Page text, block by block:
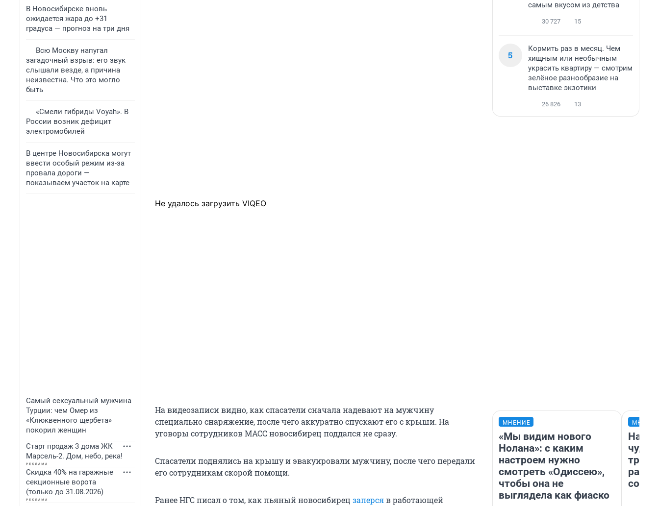
В Новосибирске вновь
ожидается жара до +31
градуса — прогноз на три дня
Всю Москву напугал
загадочный взрыв: его звук
слышали везде, а причина
неизвестна. Что это могло
быть
«Смели гибриды Voyah». В
России возник дефицит
электромобилей
В центре Новосибирска могут
ввести особый режим из-за
провала дороги —
показываем участок на карте
Самый сексуальный мужчина
Турции: чем Омер из
«Клюквенного щербета»
покорил женщин
Старт продаж 3 дома ЖК
Марсель-2. Дом, небо, река!
Скидка 40% на гаражные
секционные ворота
(только до 31.08.2026)
Не удалось загрузить VIQEO
На видеозаписи видно, как спасатели сначала надевают на мужчину
специально снаряжение, после чего аккуратно спускают его с крыши. На
уговоры сотрудников МАСС новосибирец поддался не сразу.
Спасатели поднялись на крышу и эвакуировали мужчину, после чего передали
его сотрудникам скорой помощи.
Ранее НГС писал о том, как пьяный новосибирец заперсяв работающей
самым вкусом из детства
30 727 15
5
Кормить раз в месяц. Чем
хищным или необычным
украсить квартиру — смотрим
зелёное разнообразие на
выставке экзотики
26 826 13
МНЕНИЕ
«Мы видим нового
Нолана»: с каким
настроем нужно
смотреть «Одиссею»,
чтобы она не
выглядела как фиаско